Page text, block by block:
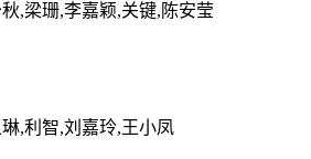
,梁珊,李嘉颖,关键,陈安莹
,利智,刘嘉玲,王小凤